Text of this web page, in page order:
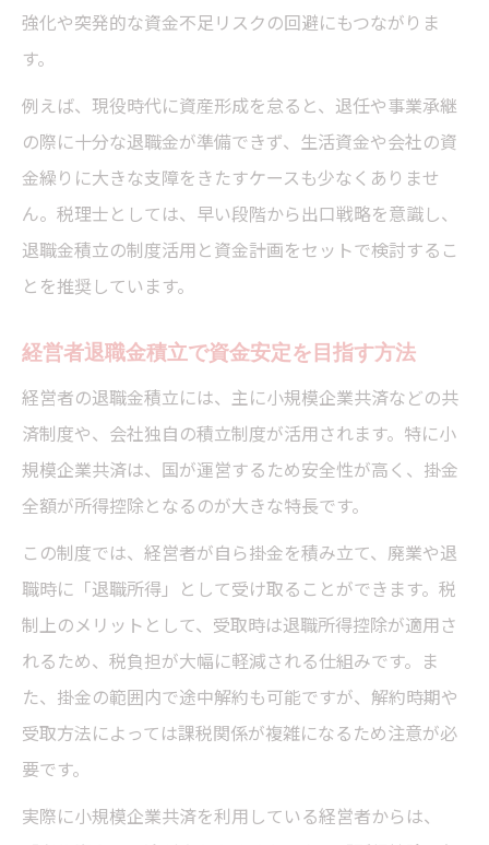
強化や突発的な資金不足リスクの回避にもつながりま
す。
例えば、現役時代に資産形成を怠ると、退任や事業承継
の際に十分な退職金が準備できず、生活資金や会社の資
金繰りに大きな支障をきたすケースも少なくありませ
ん。税理士としては、早い段階から出口戦略を意識し、
退職金積立の制度活用と資金計画をセットで検討するこ
とを推奨しています。
経営者退職金積立で資金安定を目指す方法
経営者の退職金積立には、主に小規模企業共済などの共
済制度や、会社独自の積立制度が活用されます。特に小
規模企業共済は、国が運営するため安全性が高く、掛金
全額が所得控除となるのが大きな特長です。
この制度では、経営者が自ら掛金を積み立て、廃業や退
職時に「退職所得」として受け取ることができます。税
制上のメリットとして、受取時は退職所得控除が適用さ
れるため、税負担が大幅に軽減される仕組みです。ま
た、掛金の範囲内で途中解約も可能ですが、解約時期や
受取方法によっては課税関係が複雑になるため注意が必
要です。
実際に小規模企業共済を利用している経営者からは、